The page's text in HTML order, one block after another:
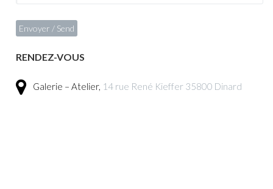
RENDEZ-VOUS
Galerie – Atelier, 14 rue René Kieffer 35800 Dinard